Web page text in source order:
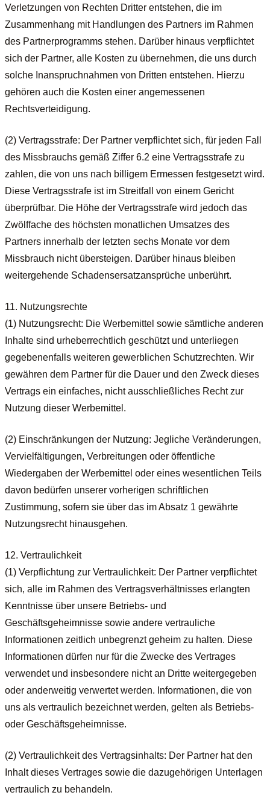
Verletzungen von Rechten Dritter entstehen, die im
Zusammenhang mit Handlungen des Partners im Rahmen
des Partnerprogramms stehen. Darüber hinaus verpflichtet
sich der Partner, alle Kosten zu übernehmen, die uns durch
solche Inanspruchnahmen von Dritten entstehen. Hierzu
gehören auch die Kosten einer angemessenen
Rechtsverteidigung.
(2) Vertragsstrafe: Der Partner verpflichtet sich, für jeden Fall
des Missbrauchs gemäß Ziffer 6.2 eine Vertragsstrafe zu
zahlen, die von uns nach billigem Ermessen festgesetzt wird.
Diese Vertragsstrafe ist im Streitfall von einem Gericht
überprüfbar. Die Höhe der Vertragsstrafe wird jedoch das
Zwölffache des höchsten monatlichen Umsatzes des
Partners innerhalb der letzten sechs Monate vor dem
Missbrauch nicht übersteigen. Darüber hinaus bleiben
weitergehende Schadensersatzansprüche unberührt.
11. Nutzungsrechte
(1) Nutzungsrecht: Die Werbemittel sowie sämtliche anderen
Inhalte sind urheberrechtlich geschützt und unterliegen
gegebenenfalls weiteren gewerblichen Schutzrechten. Wir
gewähren dem Partner für die Dauer und den Zweck dieses
Vertrags ein einfaches, nicht ausschließliches Recht zur
Nutzung dieser Werbemittel.
(2) Einschränkungen der Nutzung: Jegliche Veränderungen,
Vervielfältigungen, Verbreitungen oder öffentliche
Wiedergaben der Werbemittel oder eines wesentlichen Teils
davon bedürfen unserer vorherigen schriftlichen
Zustimmung, sofern sie über das im Absatz 1 gewährte
Nutzungsrecht hinausgehen.
12. Vertraulichkeit
(1) Verpflichtung zur Vertraulichkeit: Der Partner verpflichtet
sich, alle im Rahmen des Vertragsverhältnisses erlangten
Kenntnisse über unsere Betriebs- und
Geschäftsgeheimnisse sowie andere vertrauliche
Informationen zeitlich unbegrenzt geheim zu halten. Diese
Informationen dürfen nur für die Zwecke des Vertrages
verwendet und insbesondere nicht an Dritte weitergegeben
oder anderweitig verwertet werden. Informationen, die von
uns als vertraulich bezeichnet werden, gelten als Betriebs-
oder Geschäftsgeheimnisse.
(2) Vertraulichkeit des Vertragsinhalts: Der Partner hat den
Inhalt dieses Vertrages sowie die dazugehörigen Unterlagen
vertraulich zu behandeln.